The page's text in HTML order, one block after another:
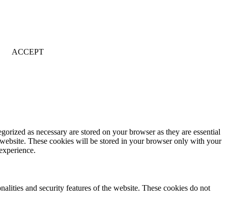
ACCEPT
as necessary are stored on your browser as they are essential
These cookies will be stored in your browser only with your
and security features of the website. These cookies do not